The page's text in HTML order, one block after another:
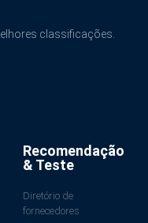
classificações.
Recomendação
& Teste
Diretório de
fornecedores